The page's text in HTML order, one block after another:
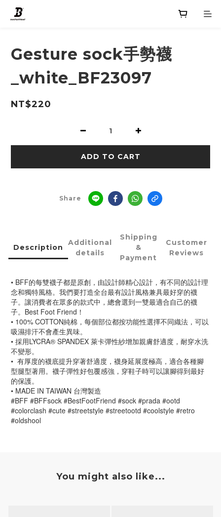
Gesture sock手勢襪
_white_BF23097
NT$220
ADD TO CART
Share
Description
Additional
details
Shipping
&
Payment
Customer
Reviews
• BFF的每雙襪子都是原創，由設計師精心設計，有不同的設計理
念和獨特風格。我們要打造全台最有設計風格兼具最好穿的襪
子。讓消費者在眾多的款式中，總會選到一雙最適合自己的襪
子。Best Foot Friend！
• 100% COTTON純棉，每個部位都按功能性選擇不同織法，可以
吸濕排汗不會產生異味。
• 採用LYCRA® SPANDEX 萊卡彈性紗增加親膚舒適度，耐穿水洗
不變形。
•  有厚度的襪底提升穿著舒適度，襪身延展度極高，適合各種腳
型腿型著用。襪子彈性好包覆感強，穿鞋子時可以讓腳得到最好
的保護。
• MADE IN TAIWAN 台灣製造
#BFF #BFFsock #BestFootFriend #sock #prada #ootd
#colorclash #cute #streetstyle #streetootd #coolstyle #retro
#oldshool
You might also like...